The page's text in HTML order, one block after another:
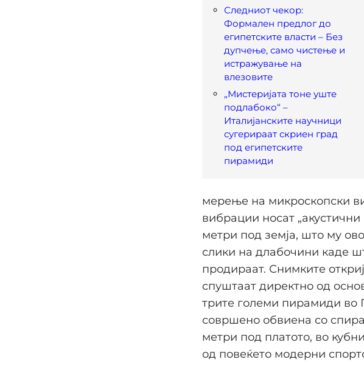
Следниот чекор:
Формален предлог до
египетските власти – Без
дупчење, само чистење и
истражување на
влезовите
„Мистеријата тоне уште
подлабоко“ –
Италијанските научници
сугерираат скриен град
под египетските
пирамиди
мерење на микроскопски
вибрации носат
метри под земја, што му
слики на длабочини каде
продираат. Снимките
спуштаат директно од
трите големи пирамиди во
совршено обвиена со
метри под платото, во
од повеќето модерни